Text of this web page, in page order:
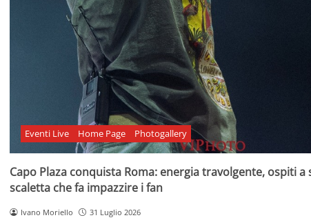
Eventi Live Home Page Photogallery
Capo Plaza conquista Roma: energia travolgente, ospiti a
scaletta che fa impazzire i fan
Ivano Moriello 31 Luglio 2026